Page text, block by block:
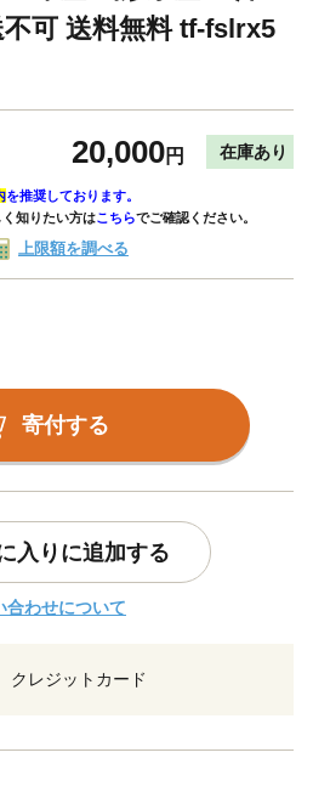
可 送料無料 tf-fslrx5
20,000円 在庫あり
を推奨しております。
知りたい方はこちらでご確認ください。
上限額を調べる
寄付する
入りに追加する
合わせについて
クレジットカード